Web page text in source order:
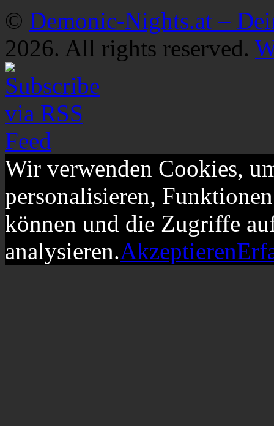
© Demonic-Nights.at –
2026. All rights reserved.
Wir verwenden Cookies,
personalisieren,
können und die Zugriffe
analysieren.Akzeptieren